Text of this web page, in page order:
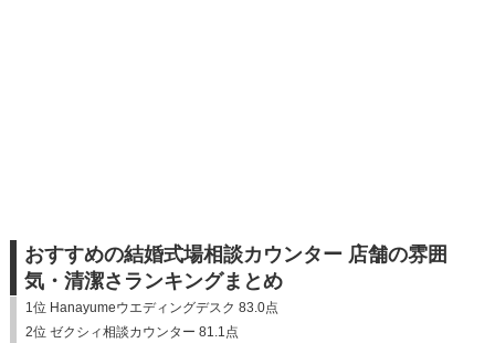
おすすめの結婚式場相談カウンター 店舗の雰囲
気・清潔さランキングまとめ
1位 Hanayumeウエディングデスク 83.0点
2位 ゼクシィ相談カウンター 81.1点